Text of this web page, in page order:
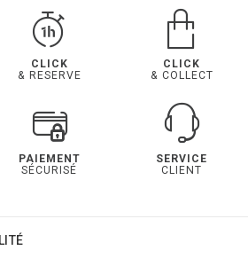
CLICK
& RESERVE
CLICK
& COLLECT
PAIEMENT
SÉCURISÉ
SERVICE
CLIENT